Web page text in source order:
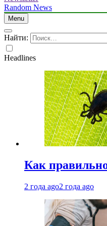
Random News
Menu
Найти:
Headlines
Как
2 года ago2 года ago